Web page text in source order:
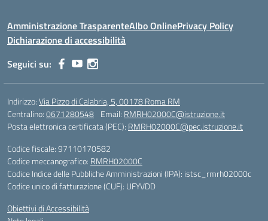
Amministrazione TrasparenteAlbo OnlinePrivacy Policy
Dichiarazione di accessibilità
Seguici su:
Indirizzo:Via Pizzo di Calabria, 5, 00178 Roma RM
Centralino:0671280548 Email: RMRH02000C@istruzione.it
Posta elettronica certificata (PEC): RMRH02000C@pec.istruzione.it
Codice fiscale: 97110170582
Codice meccanografico: RMRH02000C
Codice Indice delle Pubbliche Amministrazioni (IPA): istsc_rmrh02000c
Codice unico di fatturazione (CUF): UFYVDD
Obiettivi di Accessibilità